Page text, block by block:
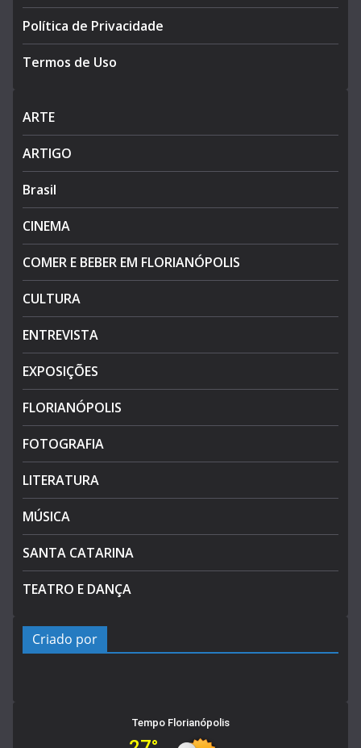
Política de Privacidade
Termos de Uso
ARTE
ARTIGO
Brasil
CINEMA
COMER E BEBER EM FLORIANÓPOLIS
CULTURA
ENTREVISTA
EXPOSIÇÕES
FLORIANÓPOLIS
FOTOGRAFIA
LITERATURA
MÚSICA
SANTA CATARINA
TEATRO E DANÇA
Criado por